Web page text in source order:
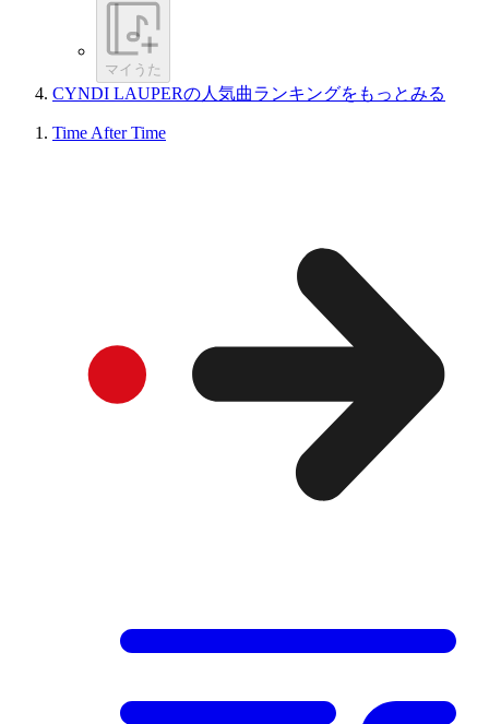
マイうた
CYNDI LAUPERの人気曲ランキングをもっとみる
Time After Time